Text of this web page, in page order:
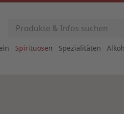
Spirituosen Spezialitäten